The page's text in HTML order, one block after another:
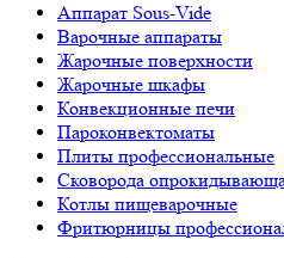
Аппарат Sous-Vide
Варочные аппараты
Жарочные поверхности
Жарочные шкафы
Конвекционные печи
Пароконвектоматы
Плиты профессиональные
Сковорода
Котлы пищеварочные
Фритюрницы